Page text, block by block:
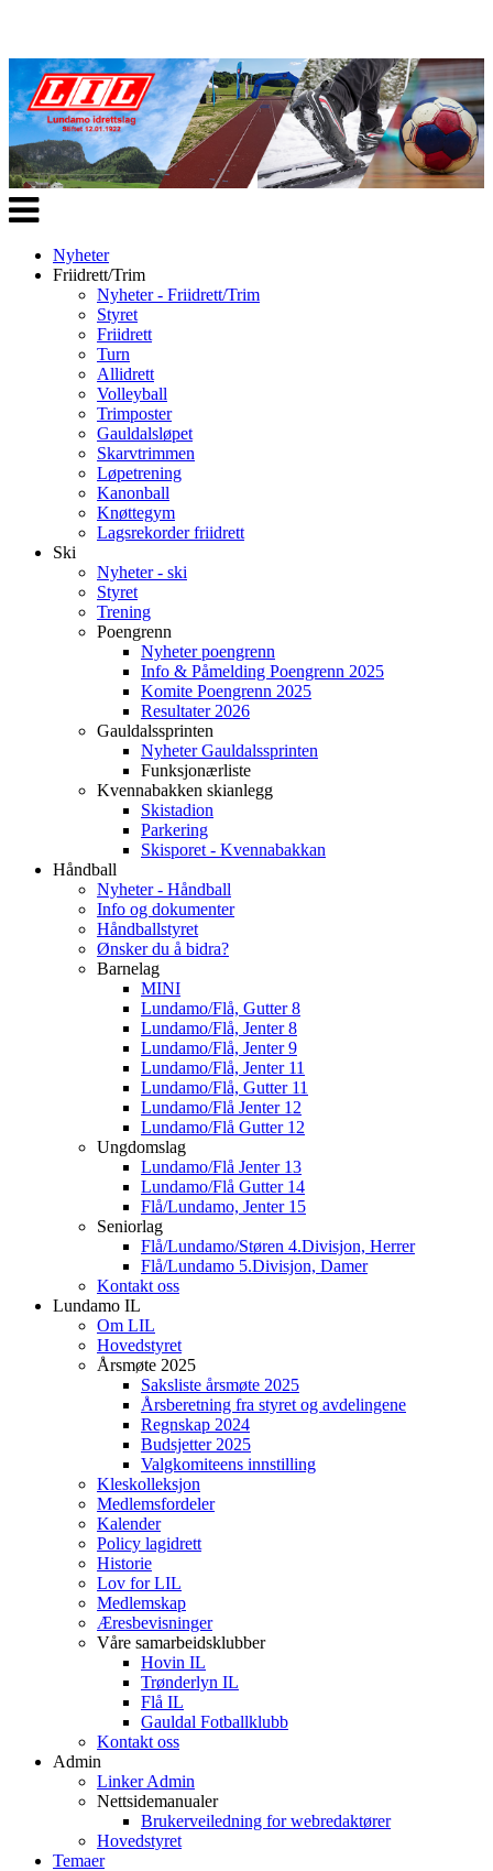
Veksle
navigasjon
Nyheter
Friidrett/Trim
Nyheter - Friidrett/Trim
Styret
Friidrett
Turn
Allidrett
Volleyball
Trimposter
Gauldalsløpet
Skarvtrimmen
Løpetrening
Kanonball
Knøttegym
Lagsrekorder friidrett
Ski
Nyheter - ski
Styret
Trening
Poengrenn
Nyheter poengrenn
Info & Påmelding Poengrenn 2025
Komite Poengrenn 2025
Resultater 2026
Gauldalssprinten
Nyheter Gauldalssprinten
Funksjonærliste
Kvennabakken skianlegg
Skistadion
Parkering
Skisporet - Kvennabakkan
Håndball
Nyheter - Håndball
Info og dokumenter
Håndballstyret
Ønsker du å bidra?
Barnelag
MINI
Lundamo/Flå, Gutter 8
Lundamo/Flå, Jenter 8
Lundamo/Flå, Jenter 9
Lundamo/Flå, Jenter 11
Lundamo/Flå, Gutter 11
Lundamo/Flå Jenter 12
Lundamo/Flå Gutter 12
Ungdomslag
Lundamo/Flå Jenter 13
Lundamo/Flå Gutter 14
Flå/Lundamo, Jenter 15
Seniorlag
Flå/Lundamo/Støren 4.Divisjon, Herrer
Flå/Lundamo 5.Divisjon, Damer
Kontakt oss
Lundamo IL
Om LIL
Hovedstyret
Årsmøte 2025
Saksliste årsmøte 2025
Årsberetning fra styret og avdelingene
Regnskap 2024
Budsjetter 2025
Valgkomiteens innstilling
Kleskolleksjon
Medlemsfordeler
Kalender
Policy lagidrett
Historie
Lov for LIL
Medlemskap
Æresbevisninger
Våre samarbeidsklubber
Hovin IL
Trønderlyn IL
Flå IL
Gauldal Fotballklubb
Kontakt oss
Admin
Linker Admin
Nettsidemanualer
Brukerveiledning for webredaktører
Hovedstyret
Temaer